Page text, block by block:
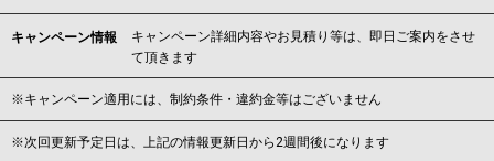
キャンペーン情報
キャンペーン詳細内容やお見積り等は、即日ご案内をさせ
て頂きます
※キャンペーン適用には、制約条件・違約金等はございません
※次回更新予定日は、上記の情報更新日から2週間後になります